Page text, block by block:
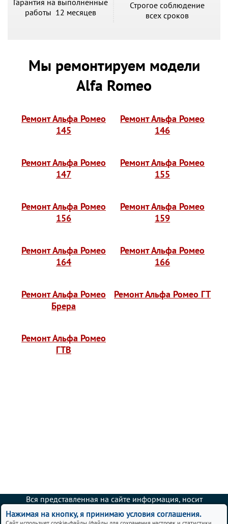
Нажимая на кнопку, я принимаю условия соглашения.
Гарантия на выполненные
работы 12 месяцев
Строгое соблюдение
всех сроков
Мы ремонтируем модели
Alfa Romeo
Ремонт Альфа Ромео
145
Ремонт Альфа Ромео
146
Ремонт Альфа Ромео
147
Ремонт Альфа Ромео
155
Ремонт Альфа Ромео
156
Ремонт Альфа Ромео
159
Ремонт Альфа Ромео
164
Ремонт Альфа Ромео
166
Ремонт Альфа Ромео
Брера
Ремонт Альфа Ромео ГТ
Ремонт Альфа Ромео
ГТВ
Вся представленная на сайте информация, носит
является публичной офертой.